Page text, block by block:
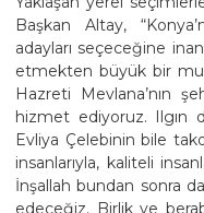
Başkan Altay,
adayları seçeceğine
etmekten büyük bir
Hazreti Mevlana’nın
hizmet ediyoruz. Ilgın
Evliya Çelebinin bile
insanlarıyla, kaliteli
İnşallah bundan sonra
edeceğiz. Birlik ve